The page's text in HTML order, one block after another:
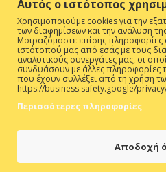
Συμπληρώστε την επαλήθευση
Έχω Διαβάσει Και Αποδέχομαι Τους
Αυτός ο ιστότοπος
Χρησιμοποιούμε cookies για την
των διαφημίσεων και την ανάλυση
Μοιραζόμαστε επίσης πληροφορίες
ιστότοπού μας από εσάς με τους
αναλυτικούς συνεργάτες μας, οι
συνδυάσουν με άλλες πληροφορίες
που έχουν συλλέξει από τη χρήση
https://business.safety.google/
Περισσότερες πληροφορίες
Αποδοχή